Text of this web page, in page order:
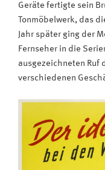
Geräte fertigte sein
Tonmöbelwerk, das
Jahr später ging der
Fernseher in die
ausgezeichneten Ruf
verschiedenen